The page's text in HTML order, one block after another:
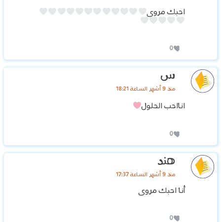
احبك مروى
0
س
منذ 9 أشهر الساعة 18:21
انااحب الحلول
0
هند
منذ 9 أشهر الساعة 17:37
أنا احبك مروى
0